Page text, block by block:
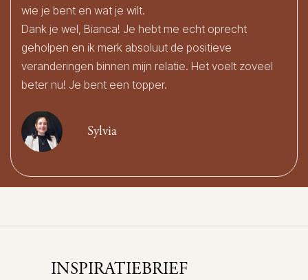
wie je bent en wat je wilt.
Dank je wel, Bianca! Je hebt me echt oprecht
geholpen en ik merk absoluut de positieve
veranderingen binnen mijn relatie. Het voelt zoveel
beter nu! Je bent een topper.
Sylvia
INSPIRATIEBRIEF